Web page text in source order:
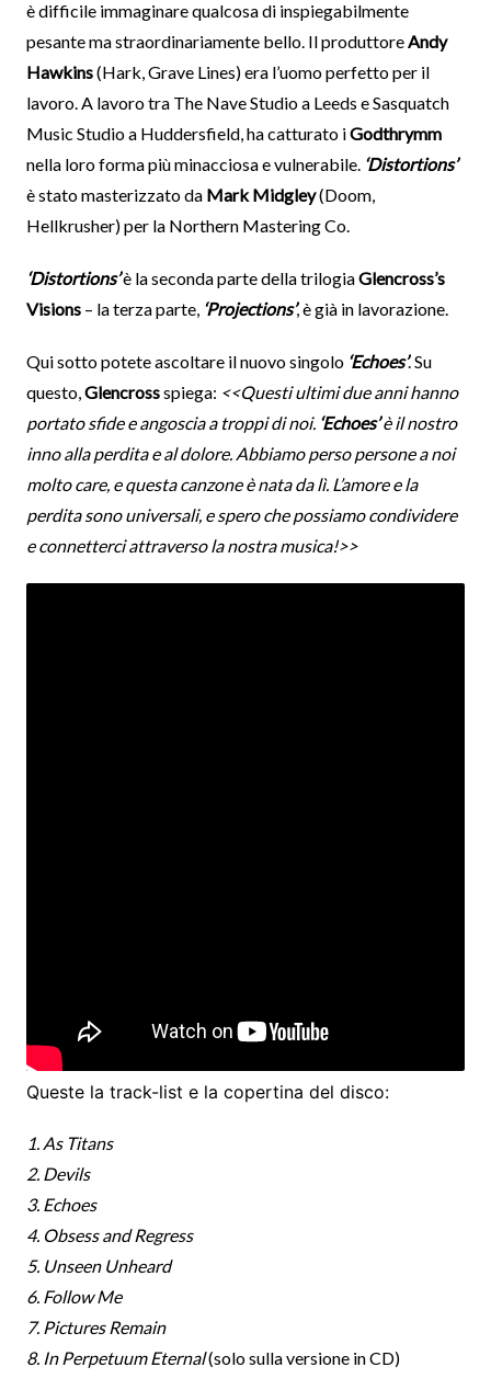
è difficile immaginare qualcosa di inspiegabilmente
pesante ma straordinariamente bello. Il produttoreAndy
Hawkins(Hark, Grave Lines) era l’uomo perfetto per il
lavoro. A lavoro tra The Nave Studio a Leeds e Sasquatch
Music Studio a Huddersfield, ha catturato iGodthrymm
nella loro forma più minacciosa e vulnerabile. ‘Distortions’
è stato masterizzato da Mark Midgley(Doom,
Hellkrusher) per la Northern Mastering Co.
‘Distortions’è la seconda parte della trilogiaGlencross’s
Visions– la terza parte, ‘Projections’, è già in lavorazione.
Qui sotto potete ascoltare il nuovo singolo ‘Echoes’. Su
questo,Glencrossspiega: <<Questi ultimi due anni hanno
portato sfide e angoscia a troppi di noi. ‘Echoes’è il nostro
inno alla perdita e al dolore. Abbiamo perso persone a noi
molto care, e questa canzone è nata da lì. L’amore e la
perdita sono universali, e spero che possiamo condividere
e connetterci attraverso la nostra musica!>>
Queste la track-list e la copertina del disco:
1. As Titans
2. Devils
3. Echoes
4. Obsess and Regress
5. Unseen Unheard
6. Follow Me
7. Pictures Remain
8. In Perpetuum Eternal(solo sulla versione in CD)